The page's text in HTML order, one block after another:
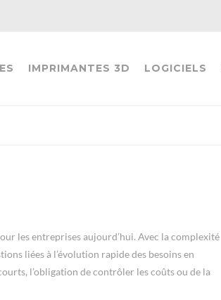
IMPRIMANTES 3D LOGICIELS
les entreprises aujourd’hui. Avec la complexité
liées à l’évolution rapide des besoins en
l’obligation de contrôler les coûts ou de la